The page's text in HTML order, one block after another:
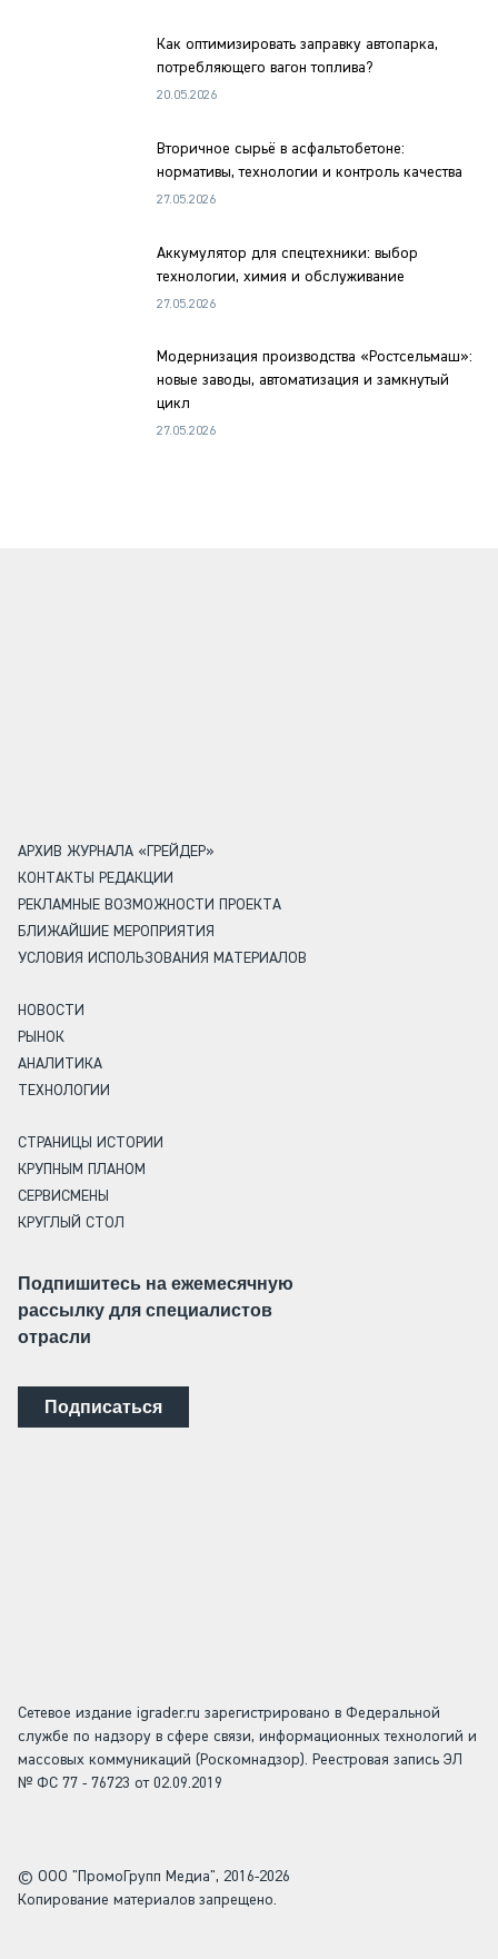
Как оптимизировать заправку автопарка,
потребляющего вагон топлива?
20.05.2026
Вторичное сырьё в асфальтобетоне:
нормативы, технологии и контроль качества
27.05.2026
Аккумулятор для спецтехники: выбор
технологии, химия и обслуживание
27.05.2026
Модернизация производства «Ростсельмаш»:
новые заводы, автоматизация и замкнутый
цикл
27.05.2026
АРХИВ ЖУРНАЛА «ГРЕЙДЕР»
КОНТАКТЫ РЕДАКЦИИ
РЕКЛАМНЫЕ ВОЗМОЖНОСТИ ПРОЕКТА
БЛИЖАЙШИЕ МЕРОПРИЯТИЯ
УСЛОВИЯ ИСПОЛЬЗОВАНИЯ МАТЕРИАЛОВ
НОВОСТИ
РЫНОК
АНАЛИТИКА
ТЕХНОЛОГИИ
СТРАНИЦЫ ИСТОРИИ
КРУПНЫМ ПЛАНОМ
СЕРВИСМЕНЫ
КРУГЛЫЙ СТОЛ
Подпишитесь на ежемесячную
рассылку для специалистов
отрасли
Подписаться
Сетевое издание igrader.ru зарегистрировано в Федеральной
службе по надзору в сфере связи, информационных технологий и
массовых коммуникаций (Роскомнадзор). Реестровая запись ЭЛ
№ ФС 77 - 76723 от 02.09.2019
© ООО "ПромоГрупп Медиа", 2016-2026
Копирование материалов запрещено.